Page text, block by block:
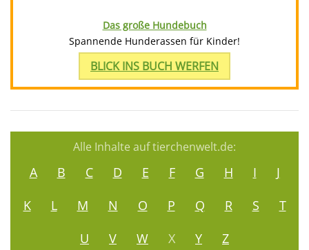
Das große Hundebuch
Spannende Hunderassen für Kinder!
BLICK INS BUCH WERFEN
Alle Inhalte auf tierchenwelt.de:
A B C D E F G H I
J
K
L M N O P Q R S
T
U
V W X Y Z